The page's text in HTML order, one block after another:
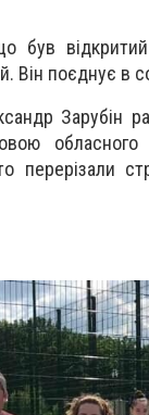
був
Він поєднує в
Зарубін
перерізали